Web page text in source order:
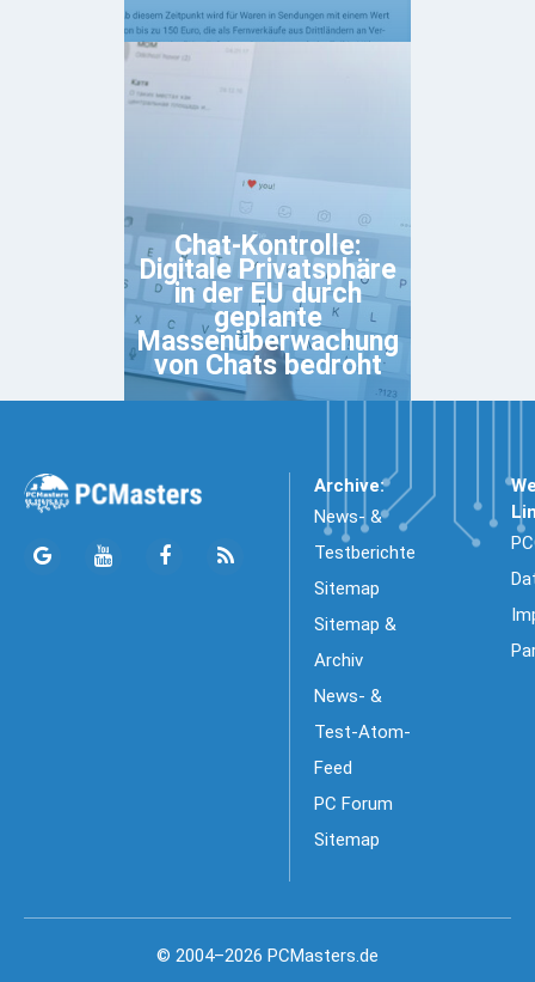
Chat-Kontrolle:
Digitale Privatsphäre
in der EU durch
geplante
Massenüberwachung
von Chats bedroht
Archive:
News- &
Testberichte
Sitemap
Sitemap &
Archiv
News- &
Test-Atom-
Feed
PC Forum
Sitemap
© 2004–2026 PCMasters.de